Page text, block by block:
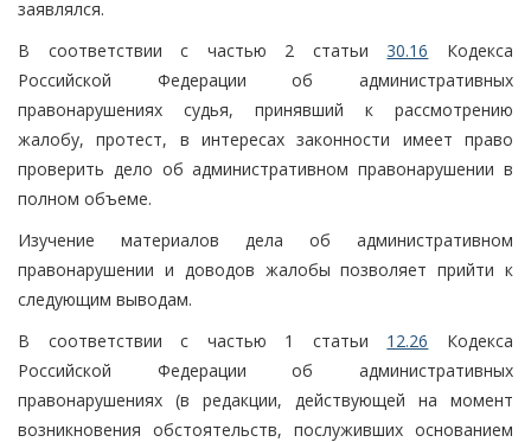
заявлялся.
В соответствии с частью 2 статьи30.16 Кодекса
Российской Федерации об административных
правонарушениях судья, принявший к рассмотрению
жалобу, протест, в интересах законности имеет право
проверить дело об административном правонарушении в
полном объеме.
Изучение материалов дела об административном
правонарушении и доводов жалобы позволяет прийти к
следующим выводам.
В соответствии с частью 1 статьи 12.26 Кодекса
Российской Федерации об административных
правонарушениях (в редакции, действующей на момент
возникновения обстоятельств, послуживших основанием